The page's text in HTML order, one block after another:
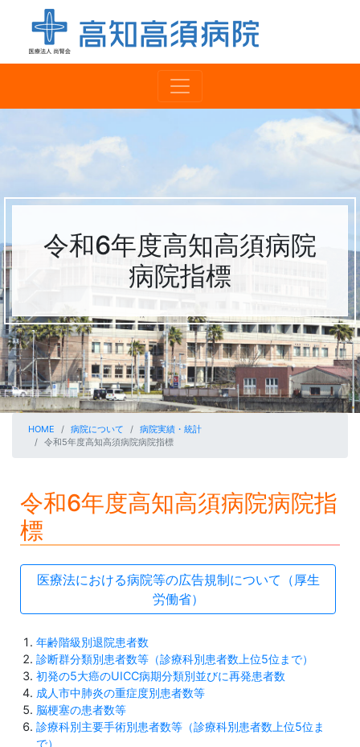
令和6年度高知高須病院
病院指標
HOME 病院について
病院実績・統計
令和5年度高知高須病院病院指標
令和6年度高知高須病院病院指
標
医療法における病院等の広告規制について（厚生
労働省）
年齢階級別退院患者数
診断群分類別患者数等（診療科別患者数上位5位まで）
初発の5大癌のUICC病期分類別並びに再発患者数
成人市中肺炎の重症度別患者数等
脳梗塞の患者数等
診療科別主要手術別患者数等（診療科別患者数上位5位ま
で）